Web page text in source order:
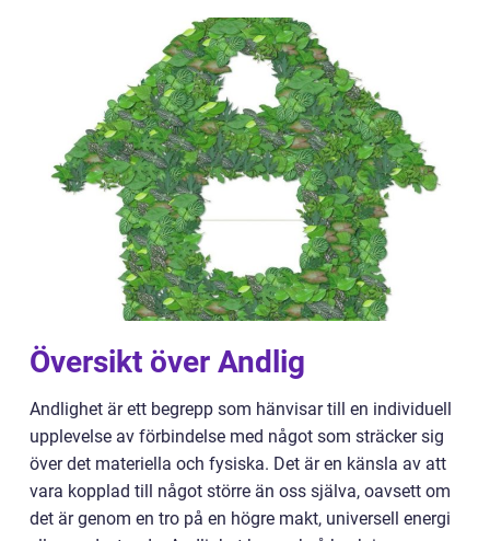
Översikt över Andlig
Andlighet är ett begrepp som hänvisar till en individuell
upplevelse av förbindelse med något som sträcker sig
över det materiella och fysiska. Det är en känsla av att
vara kopplad till något större än oss själva, oavsett om
det är genom en tro på en högre makt, universell energi